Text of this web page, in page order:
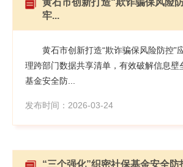
黄石市创新打造“欺诈骗保风险
牢...
黄石市创新打造“欺诈骗保风险防控”
理跨部门数据共享清单，有效破解信息壁
基金安全防...
发布时间：2026-03-24
“三个强化”织密社保基金安全防